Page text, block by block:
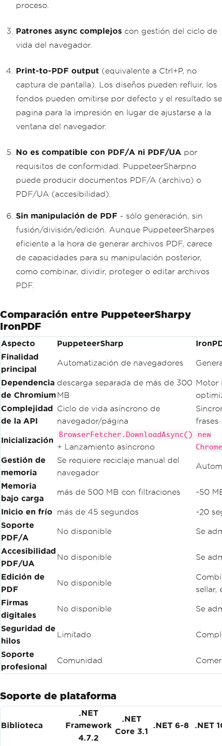
proceso.
Patrones async complejos con gestión del ciclo de
vida del navegador.
Print-to-PDF output (equivalente a Ctrl+P, no
captura de pantalla). Los diseños pueden refluir, los
fondos pueden omitirse por defecto y el resultado se
pagina para la impresión en lugar de ajustarse a la
ventana del navegador.
No es compatible con PDF/A ni PDF/UA por
requisitos de conformidad. PuppeteerSharpno
puede producir documentos PDF/A (archivo) o
PDF/UA (accesibilidad).
Sin manipulación de PDF - sólo generación, sin
fusión/división/edición. Aunque PuppeteerSharpes
eficiente a la hora de generar archivos PDF, carece
de capacidades para su manipulación posterior,
como combinar, dividir, proteger o editar archivos
PDF.
Comparación entre PuppeteerSharpy
IronPDF
Aspecto PuppeteerSharp
Finalidad
principal
Automatización de navegadores
Dependencia
de Chromium
descarga separada de más de 300
MB
Motor
Complejidad
de la API
Ciclo de vida asíncrono de
navegador/página
frases
Inicialización
BrowserFetcher.DownloadAsync()
+ Lanzamiento asíncrono
new
Gestión de
memoria
Se requiere reciclaje manual del
navegador
Memoria
bajo carga
más de 500 MB con filtraciones ~50
Inicio en frío más de 45 segundos
~20
Soporte
PDF/A
No disponible Se
Accesibilidad
PDF/UA
No disponible Se
Edición de
PDF
No disponible
sellar,
Firmas
digitales
No disponible Se
Seguridad de
hilos
Limitado
Soporte
profesional
Comunidad
Soporte de plataforma
Biblioteca
.NET
Framework
4.7.2
.NET
Core 3.1
.NET 6-8 .NET